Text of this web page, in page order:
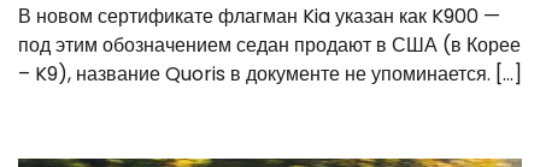
В новом сертификате флагман Kia указан как K900 —
под этим обозначением седан продают в США (в Корее
– K9), название Quoris в документе не упоминается. […]